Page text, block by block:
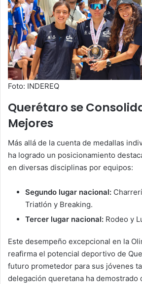
Foto: INDEREQ
Querétaro se
Mejores
Más allá de la cuenta de medallas
ha logrado un posicionamiento
en diversas disciplinas por equipos:
Segundo lugar nacional:
Triatlón y Breaking.
Tercer lugar nacional: Rodeo y
Este desempeño excepcional en la
reafirma el potencial deportivo de
futuro prometedor para sus jóvenes
delegación queretana ha demostrado